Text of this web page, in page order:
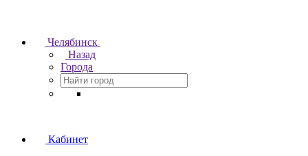
Челябинск
Назад
Города
Кабинет